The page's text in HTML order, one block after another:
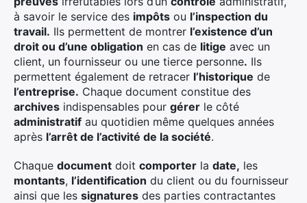
à savoir le service des impôts ou l’inspection du
travail. Ils permettent de montrer l’existence d’un
droit ou d’une obligation en cas de litige avec un
client, un fournisseur ou une tierce personne. Ils
permettent également de retracer l’historique de
l’entreprise. Chaque document constitue des
archives indispensables pour gérer le côté
administratif au quotidien même quelques années
après l’arrêt de l’activité de la société.
Chaque document doit comporter la date, les
montants, l’identification du client ou du fournisseur
ainsi que les signatures des parties contractantes